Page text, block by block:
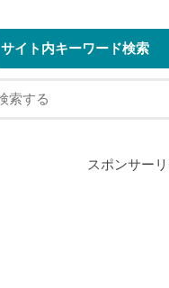
サイト内キーワード検索
スポンサー